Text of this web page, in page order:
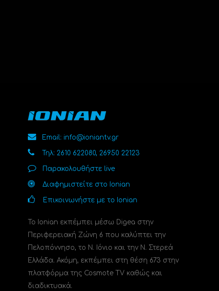
Email: info@ioniantv.gr
Τηλ: 2610 622080, 26950 22123
Παρακολουθήστε live
Διαφημιστείτε στο Ionian
Επικοινωνήστε με το Ionian
Το Ionian εκπέμπει μέσω Digea στην
Περιφερειακή Ζώνη 6 που καλύπτει την
Πελοπόννησο, το N. Ιόνιο και την Ν. Στερεά
Ελλάδα. Ακόμη, εκπέμπει στη θέση 673 στην
πλατφόρμα της Cosmote TV καθώς και
διαδικτυακά.